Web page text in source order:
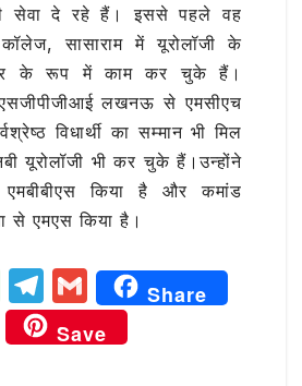
सेवा दे रहे हैं। इससे पहले वह
सासाराम में यूरोलॉजी के
के रूप में काम कर चुके हैं।
लखनऊ से एमसीएच
विधार्थी का सम्मान भी मिल
यूरोलॉजी भी कर चुके हैं।उन्होंने
किया है और कमांड
से एमएस किया है।
W
h
at
T
el
e
G
m
ai
Share
Save